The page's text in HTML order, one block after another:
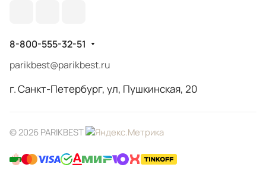
8-800-555-32-51
parikbest@parikbest.ru
г. Санкт-Петербург, ул, Пушкинская, 20
© 2026 PARIKBEST